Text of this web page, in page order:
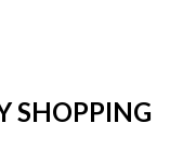
SHOPPING